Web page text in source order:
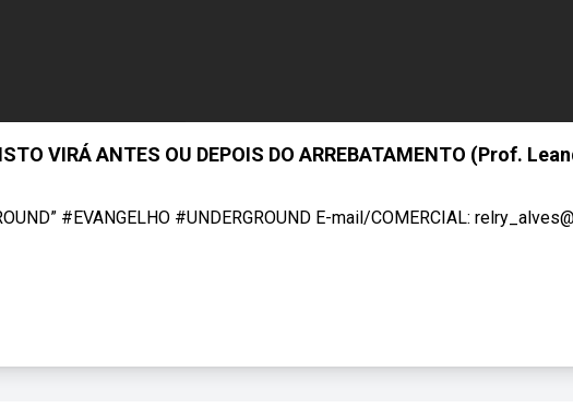
VIRÁ ANTES OU DEPOIS DO ARREBATAMENTO (Prof.
#EVANGELHO #UNDERGROUND E-mail/COMERCIAL: